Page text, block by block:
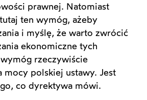
prawnej. Natomiast
ten wymóg, ażeby
i myślę, że warto zwrócić
ekonomiczne tych
rzeczywiście
mocy polskiej ustawy. Jest
co dyrektywa mówi.